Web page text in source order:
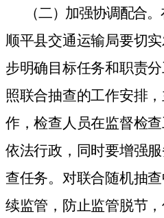
（二）加强协调配合。
顺平县交通运输局要切
步明确目标任务和职责
照联合抽查的工作安排
作，检查人员在监督检
依法行政，同时要增强
查任务。对联合随机抽
续监管，防止监管脱节